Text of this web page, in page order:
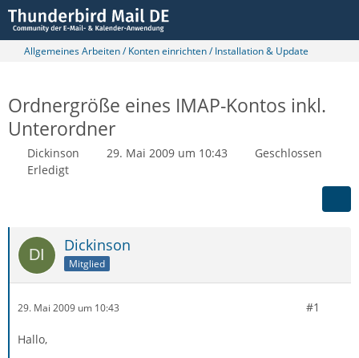
Allgemeines Arbeiten / Konten einrichten / Installation & Update
Ordnergröße eines IMAP-Kontos inkl.
Unterordner
Dickinson 29. Mai 2009 um 10:43
Geschlossen
Erledigt
Dickinson
Mitglied
29. Mai 2009 um 10:43 #1
Hallo,